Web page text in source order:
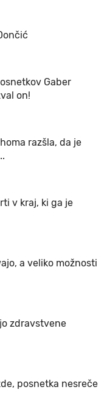
Gaber
on!
razšla, da je
v kraj, ki ga je
a veliko možnosti
zdravstvene
posnetka nesreče